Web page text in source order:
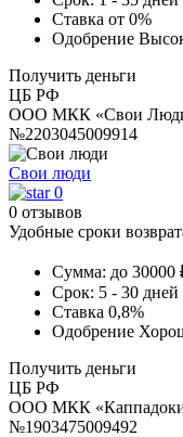
Ставка от 0%
Одобрение
Получить деньги
ЦБ РФ
ООО МКК «Свои
№2203045009914
Свои люди
0
0 отзывов
Удобные сроки
Сумма: до 30000
Срок: 5 - 30 дней
Ставка 0,8%
Одобрение
Получить деньги
ЦБ РФ
ООО МКК
№1903475009492